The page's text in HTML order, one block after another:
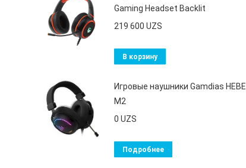
Gaming Headset Backlit
219 600 UZS
В корзину
Игровые наушники Gamdias HEBE
M2
0 UZS
Подробнее